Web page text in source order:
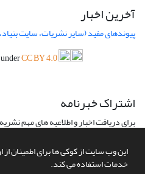
این وب سایت از کوکی ها برای اطمینان از
خدمات استفاده می کند.
آخرین اخبار
پیوندهای مفید (سایر نشریات، سایت
CC BY 4.0
اشتراک خبرنامه
برای دریافت اخبار و اطلاعیه های مهم